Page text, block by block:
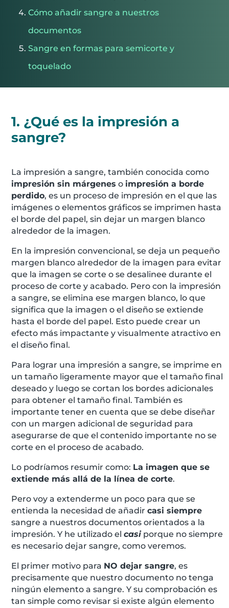
Cómo añadir sangre a nuestros
documentos
Sangre en formas para semicorte y
toquelado
1. ¿Qué es la impresión a
sangre?
La impresión a sangre, también conocida como
impresión sin márgenes o impresión a borde
perdido, es un proceso de impresión en el que las
imágenes o elementos gráficos se imprimen hasta
el borde del papel, sin dejar un margen blanco
alrededor de la imagen.
En la impresión convencional, se deja un pequeño
margen blanco alrededor de la imagen para evitar
que la imagen se corte o se desalinee durante el
proceso de corte y acabado. Pero con la impresión
a sangre, se elimina ese margen blanco, lo que
significa que la imagen o el diseño se extiende
hasta el borde del papel. Esto puede crear un
efecto más impactante y visualmente atractivo en
el diseño final.
Para lograr una impresión a sangre, se imprime en
un tamaño ligeramente mayor que el tamaño final
deseado y luego se cortan los bordes adicionales
para obtener el tamaño final. También es
importante tener en cuenta que se debe diseñar
con un margen adicional de seguridad para
asegurarse de que el contenido importante no se
corte en el proceso de acabado.
Lo podríamos resumir como: La imagen que se
extiende más allá de la línea de corte.
Pero voy a extenderme un poco para que se
entienda la necesidad de añadir casi siempre
sangre a nuestros documentos orientados a la
impresión. Y he utilizado el casiporque no siempre
es necesario dejar sangre, como veremos.
El primer motivo para NO dejar sangre, es
precisamente que nuestro documento no tenga
ningún elemento a sangre. Y su comprobación es
tan simple como revisar si existe algún elemento